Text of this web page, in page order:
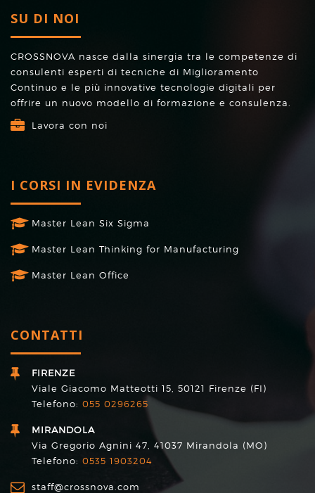
SU DI NOI
CROSSNOVA nasce dalla sinergia tra le competenze di
consulenti esperti di tecniche di Miglioramento
Continuo e le più innovative tecnologie digitali per
offrire un nuovo modello di formazione e consulenza.
Lavora con noi
I CORSI IN EVIDENZA
Master Lean Six Sigma
Master Lean Thinking for Manufacturing
Master Lean Office
CONTATTI
FIRENZE
Viale Giacomo Matteotti 15, 50121 Firenze (FI)
Telefono: 055 0296265
MIRANDOLA
Via Gregorio Agnini 47, 41037 Mirandola (MO)
Telefono: 0535 1903204
staff@crossnova.com